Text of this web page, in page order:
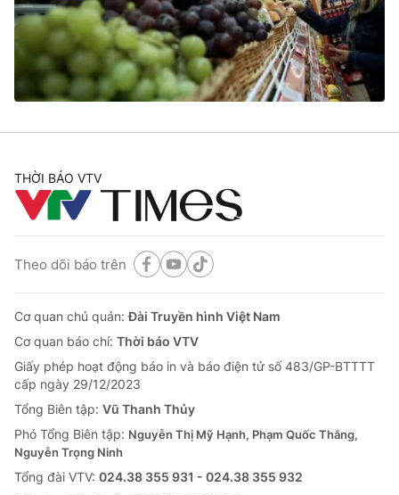
Tin tức
Thế giới đó đây
Câu chuyện quốc tế
Kinh tế
Tài chính
Thị trường
Góc doanh nghiệp
Dữ liệu và đời sống
Truyền hình
Phim VTV
Hậu trường
Giải sao mai
Giải trí
Điện ảnh
Âm nhạc
Du lịch
Làm đẹp
Chất lượng cuộc sống
Tuyển sinh
Học trực tuyến
Công nghệ
Hitech Công nghệ tương lai
Sản phẩm
Thị trường
Tư vấn
Giao lưu trực tuyến
Lịch phát sóng
THỜI BÁO VTV
Theo dõi báo trên
Cơ quan chủ quản:Đài Truyền hình Việt Nam
Cơ quan báo chí: Thời báo VTV
Giấy phép hoạt động báo in và báo điện tử số 483/GP-BTTTT
cấp ngày 29/12/2023
Tổng Biên tập: Vũ Thanh Thủy
Phó Tổng Biên tập: Nguyễn Thị Mỹ Hạnh, Phạm Quốc Thắng,
Nguyễn Trọng Ninh
Tổng đài VTV: 024.38 355 931 - 024.38 355 932